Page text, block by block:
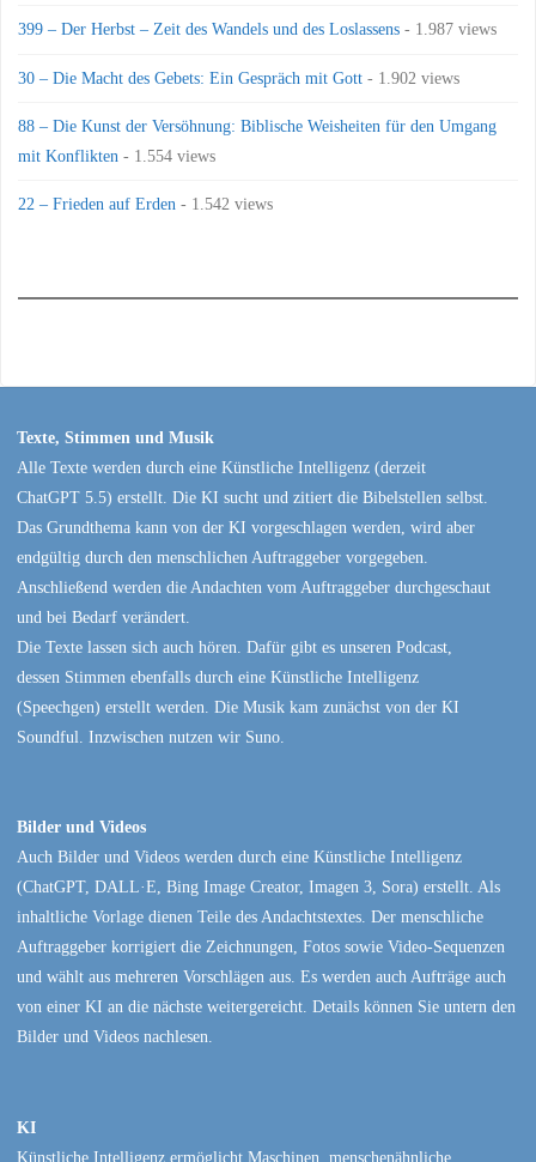
399 – Der Herbst – Zeit des Wandels und des Loslassens - 1.987 views
30 – Die Macht des Gebets: Ein Gespräch mit Gott - 1.902 views
88 – Die Kunst der Versöhnung: Biblische Weisheiten für den Umgang
mit Konflikten - 1.554 views
22 – Frieden auf Erden - 1.542 views
Texte, Stimmen und Musik
Alle Texte werden durch eine Künstliche Intelligenz (derzeit
ChatGPT 5.5) erstellt. Die KI sucht und zitiert die Bibelstellen selbst.
Das Grundthema kann von der KI vorgeschlagen werden, wird aber
endgültig durch den menschlichen Auftraggeber vorgegeben.
Anschließend werden die Andachten vom Auftraggeber durchgeschaut
und bei Bedarf verändert.
Die Texte lassen sich auch hören. Dafür gibt es unseren Podcast,
dessen Stimmen ebenfalls durch eine Künstliche Intelligenz
(Speechgen) erstellt werden. Die Musik kam zunächst von der KI
Soundful. Inzwischen nutzen wir Suno.
Bilder und Videos
Auch Bilder und Videos werden durch eine Künstliche Intelligenz
(ChatGPT, DALL·E, Bing Image Creator, Imagen 3, Sora) erstellt. Als
inhaltliche Vorlage dienen Teile des Andachtstextes. Der menschliche
Auftraggeber korrigiert die Zeichnungen, Fotos sowie Video-Sequenzen
und wählt aus mehreren Vorschlägen aus. Es werden auch Aufträge auch
von einer KI an die nächste weitergereicht. Details können Sie untern den
Bilder und Videos nachlesen.
KI
Künstliche Intelligenz ermöglicht Maschinen, menschenähnliche